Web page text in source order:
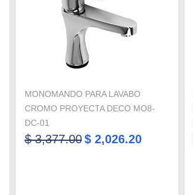
MONOMANDO PARA LAVABO
CROMO PROYECTA DECO MO8-
DC-01
$ 3,377.00 $ 2,026.20